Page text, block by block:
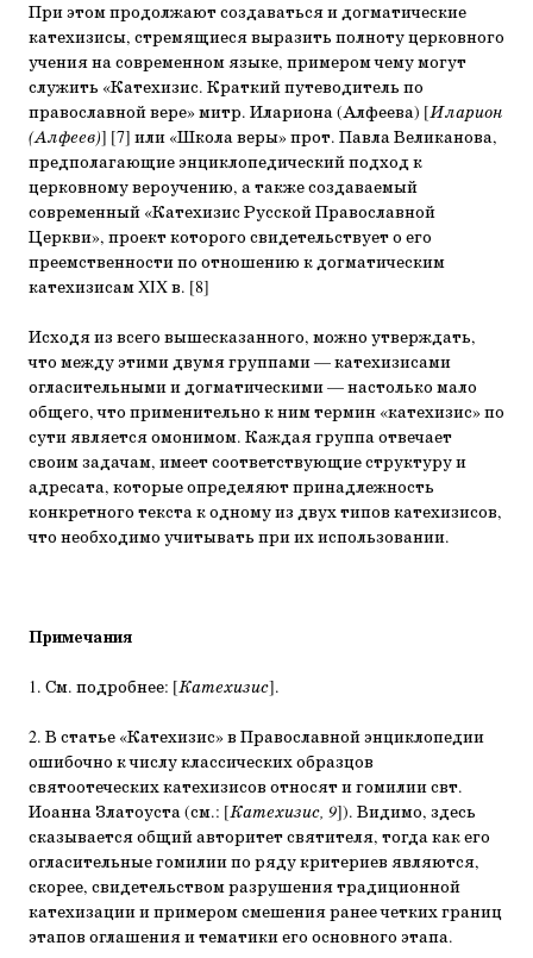
При этом продолжают создаваться и догматические
катехизисы, стремящиеся выразить полноту церковного
учения на современном языке, примером чему могут
служить «Катехизис. Краткий путеводитель по
православной вере» митр. Илариона (Алфеева) [Иларион
(Алфеев)] [7] или «Школа веры» прот. Павла Великанова,
предполагающие энциклопедический подход к
церковному вероучению, а также создаваемый
современный «Катехизис Русской Православной
Церкви», проект которого свидетельствует о его
преемственности по отношению к догматическим
катехизисам XIX в. [8]
Исходя из всего вышесказанного, можно утверждать,
что между этими двумя группами — катехизисами
огласительными и догматическими — настолько мало
общего, что применительно к ним термин «катехизис» по
сути является омонимом. Каждая группа отвечает
своим задачам, имеет соответствующие структуру и
адресата, которые определяют принадлежность
конкретного текста к одному из двух типов катехизисов,
что необходимо учитывать при их использовании.
Примечания
1. См. подробнее: [Катехизис].
2. В статье «Катехизис» в Православной энциклопедии
ошибочно к числу классических образцов
святоотеческих катехизисов относят и гомилии свт.
Иоанна Златоуста (см.: [Катехизис, 9]). Видимо, здесь
сказывается общий авторитет святителя, тогда как его
огласительные гомилии по ряду критериев являются,
скорее, свидетельством разрушения традиционной
катехизации и примером смешения ранее четких границ
этапов оглашения и тематики его основного этапа.